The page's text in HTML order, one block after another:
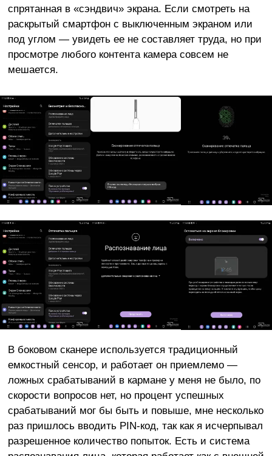
спрятанная в «сэндвич» экрана. Если смотреть на
раскрытый смартфон с выключенным экраном или
под углом — увидеть ее не составляет труда, но при
просмотре любого контента камера совсем не
мешается.
В боковом сканере используется традиционный
емкостный сенсор, и работает он приемлемо —
ложных срабатываний в кармане у меня не было, по
скорости вопросов нет, но процент успешных
срабатываний мог бы быть и повыше, мне несколько
раз пришлось вводить PIN-код, так как я исчерпывал
разрешенное количество попыток. Есть и система